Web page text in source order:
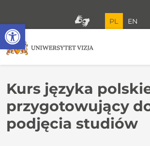
Open toolbar PL EN
Kurs języka
przygotowujący
podjęcia studiów